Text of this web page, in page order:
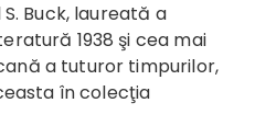
Buck, laureată a
1938 şi cea mai
a tuturor timpurilor,
în colecţia